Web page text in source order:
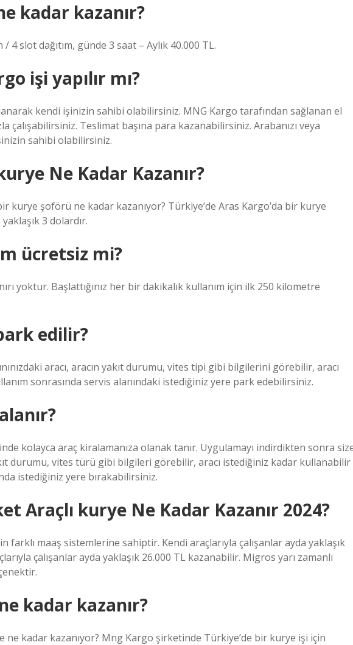
kadar kazanır?
4 slot dağıtım, günde 3 saat – Aylık 40.000 TL.
işi yapılır mı?
kendi işinizin sahibi olabilirsiniz. MNG Kargo tarafından sağlanan el
çalışabilirsiniz. Teslimat başına para kazanabilirsiniz. Arabanızı veya
sahibi olabilirsiniz.
Ne Kadar Kazanır?
kurye şoförü ne kadar kazanıyor? Türkiye’de Aras Kargo’da bir kurye
3 dolardır.
ücretsiz mi?
yoktur. Başlattığınız her bir dakikalık kullanım için ilk 250 kilometre
edilir?
aracı, aracın yakıt durumu, vites tipi gibi bilgilerini görebilir, aracı
sonrasında servis alanındaki istediğiniz yere park edebilirsiniz.
kolayca araç kiralamanıza olanak tanır. Uygulamayı indirdikten sonra
durumu, vites türü gibi bilgileri görebilir, aracı istediğiniz kadar kullanabilir
istediğiniz yere bırakabilirsiniz.
Araçlı kurye Ne Kadar Kazanır 2024?
farklı maaş sistemlerine sahiptir. Kendi araçlarıyla çalışanlar ayda yaklaşık
çalışanlar ayda yaklaşık 26.000 TL kazanabilir. Migros yarı zamanlı
kadar kazanır?
ne kadar kazanıyor? Mng Kargo şirketinde Türkiye’de bir kurye işi için